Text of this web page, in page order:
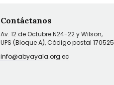
Contáctanos
Av. 12 de Octubre N24-22 y Wilson,
UPS (Bloque A), Código postal 170525
info@abyayala.org.ec